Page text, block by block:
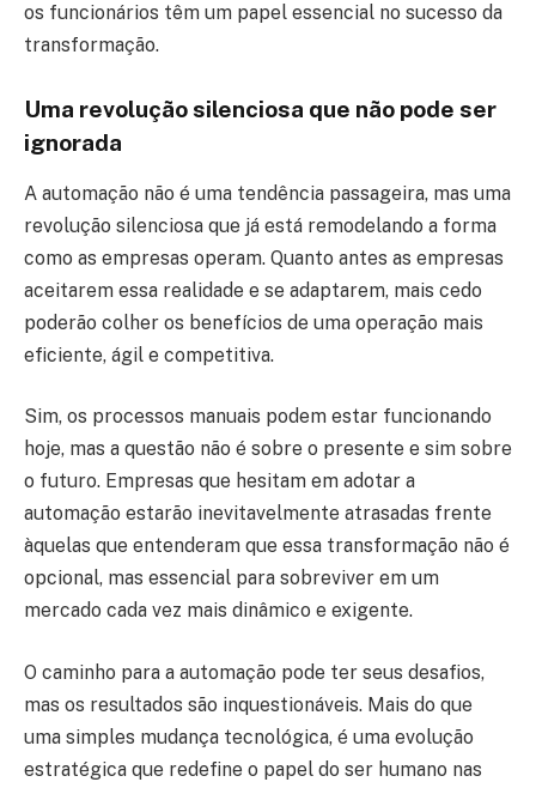
os funcionários têm um papel essencial no sucesso da
transformação.
Uma revolução silenciosa que não pode ser
ignorada
A automação não é uma tendência passageira, mas uma
revolução silenciosa que já está remodelando a forma
como as empresas operam. Quanto antes as empresas
aceitarem essa realidade e se adaptarem, mais cedo
poderão colher os benefícios de uma operação mais
eficiente, ágil e competitiva.
Sim, os processos manuais podem estar funcionando
hoje, mas a questão não é sobre o presente e sim sobre
o futuro. Empresas que hesitam em adotar a
automação estarão inevitavelmente atrasadas frente
àquelas que entenderam que essa transformação não é
opcional, mas essencial para sobreviver em um
mercado cada vez mais dinâmico e exigente.
O caminho para a automação pode ter seus desafios,
mas os resultados são inquestionáveis. Mais do que
uma simples mudança tecnológica, é uma evolução
estratégica que redefine o papel do ser humano nas